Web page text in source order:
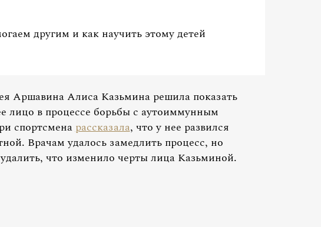
другим и как научить этому детей
Аршавина Алиса Казьмина решила показать
лицо в процессе борьбы с аутоиммунным
спортсменарассказала, что у нее развился
Врачам удалось замедлить процесс, но
что изменило черты лица Казьминой.